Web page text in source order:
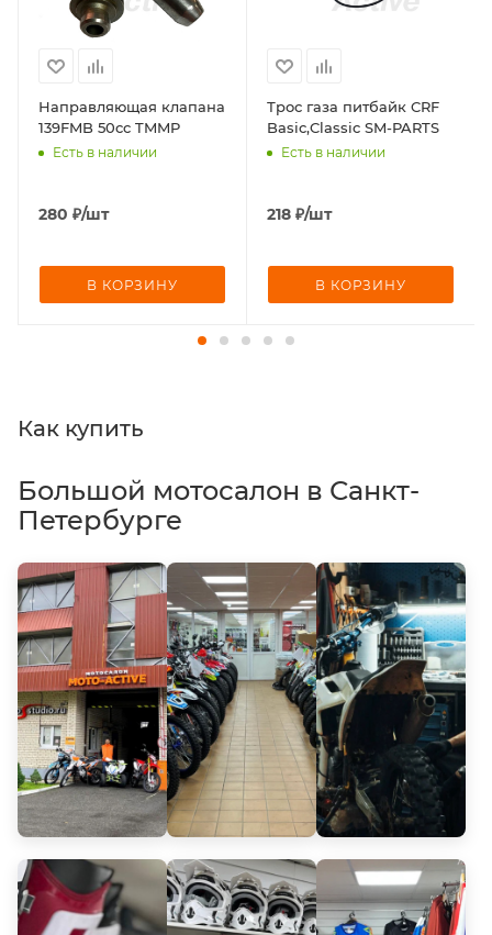
Направляющая клапана
139FMB 50cc TMMP
Есть в наличии
280 ₽/шт
В КОРЗИНУ
Трос газа питбайк CRF
Basic,Classic SM-PARTS
Есть в наличии
218 ₽/шт
В КОРЗИНУ
Как купить
Большой мотосалон в Санкт-
Петербурге